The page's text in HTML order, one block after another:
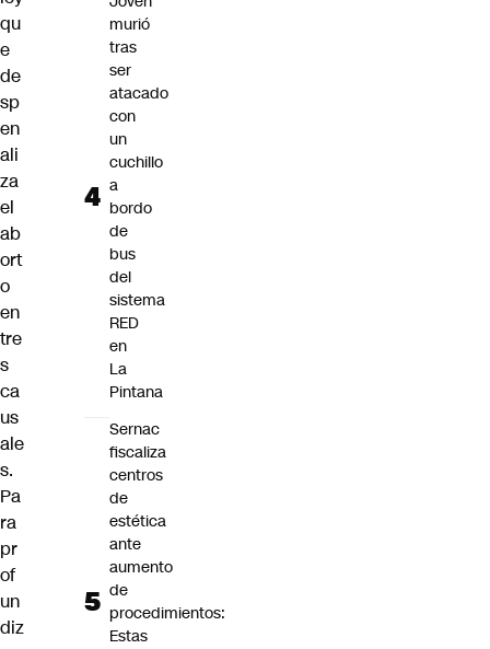
qu
e
de
sp
en
ali
za
el
ab
ort
o
en
tre
s
ca
us
ale
s.
Pa
ra
pr
of
un
diz
murió
tras
ser
atacado
con
un
cuchillo
a
bordo
de
bus
del
sistema
RED
en
La
Pintana
Sernac
fiscaliza
centros
de
estética
ante
aumento
de
procedimientos:
Estas